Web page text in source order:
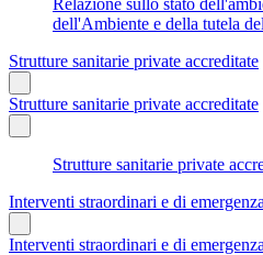
dell'Ambiente e della tutela
Strutture sanitarie private accreditate
Strutture sanitarie private accreditate
Strutture sanitarie private
Interventi straordinari e di emergenza
Interventi straordinari e di emergenza